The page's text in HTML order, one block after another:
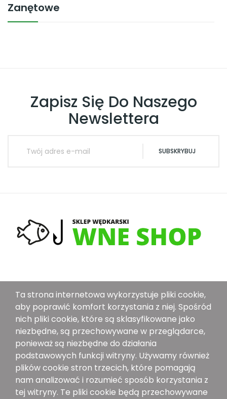
Zanętowe
Zapisz Się Do Naszego
Newslettera
SUBSKRYBUJ
O Nas
Dostawa
Metoda Płatności
Polityka Bezpieczeństwa
Ogólne Warunki Sprzedaży
Znajdź Nas Na:
Ta strona internetowa wykorzystuje pliki cookie,
aby poprawić komfort korzystania z niej. Spośród
nich pliki cookie, które są sklasyfikowane jako
niezbędne, są przechowywane w przeglądarce,
ponieważ są niezbędne do działania
podstawowych funkcji witryny. Używamy również
plików cookie stron trzecich, które pomagają
nam analizować i rozumieć sposób korzystania z
tej witryny. Te pliki cookie będą przechowywane